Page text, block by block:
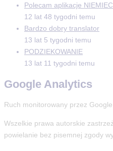
Polecam aplikacje
12 lat 48 tygodni temu
Bardzo dobry translator
13 lat 5 tygodni temu
PODZIEKOWANIE
13 lat 11 tygodni temu
Google Analytics
Ruch monitorowany przez Google
Wszelkie prawa autorskie
powielanie bez pisemnej zgody